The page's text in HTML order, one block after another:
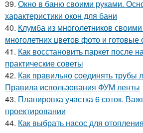
39. Окно в баню своими руками.
характеристики окон для бани
40. Клумба из многолетников
многолетних цветов фото и готовые
41. Как восстановить паркет после
практические советы
42. Как правильно соединять трубы
Правила использования ФУМ ленты
43. Планировка участка 6 соток.
проектировании
44. Как выбрать насос для